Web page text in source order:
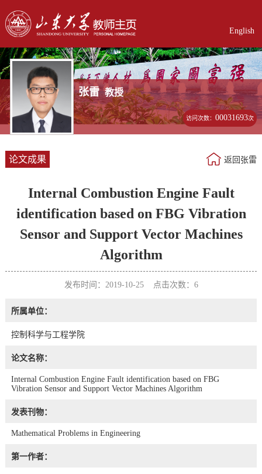
English
张雷 教授
访问次数：00031693次
论文成果 返回张雷
Internal Combustion Engine Fault
identification based on FBG Vibration
Sensor and Support Vector Machines
Algorithm
发布时间：2019-10-25 点击次数： 6
所属单位：
控制科学与工程学院
论文名称：
Internal Combustion Engine Fault identification based on FBG
Vibration Sensor and Support Vector Machines Algorithm
发表刊物：
Mathematical Problems in Engineering
第一作者：